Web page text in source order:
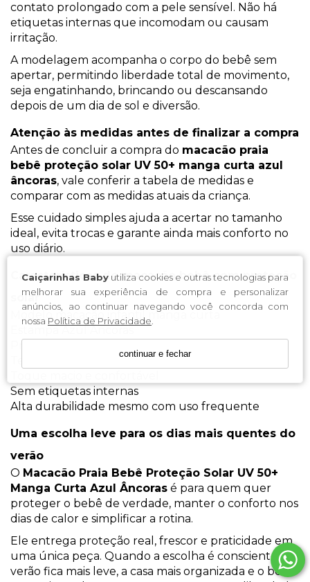
Caiçarinhas Baby utiliza cookies e outras tecnologias para
melhorar sua experiência de compra e personalizar
anúncios, ao continuar navegando você concorda com
nossa Política de Privacidade.
continuar e fechar
contato prolongado com a pele sensível. Não há
etiquetas internas que incomodam ou causam
irritação.
A modelagem acompanha o corpo do bebê sem
apertar, permitindo liberdade total de movimento,
seja engatinhando, brincando ou descansando
depois de um dia de sol e diversão.
Atenção às medidas antes de finalizar a compra
Antes de concluir a compra do macacão praia
bebê proteção solar UV 50+ manga curta azul
âncoras, vale conferir a tabela de medidas e
comparar com as medidas atuais da criança.
Esse cuidado simples ajuda a acertar no tamanho
ideal, evita trocas e garante ainda mais conforto no
uso diário.
Características do macacão bebê com proteção
solar
Modelo macacão infantil manga curta
Tecido leve, respirável e de secagem rápida
Sem etiquetas internas
Alta durabilidade mesmo com uso frequente
Uma escolha leve para os dias mais quentes do
verão
O Macacão Praia Bebê Proteção Solar UV 50+
Manga Curta Azul Âncoras é para quem quer
proteger o bebê de verdade, manter o conforto nos
dias de calor e simplificar a rotina.
Ele entrega proteção real, frescor e praticidade em
uma única peça. Quando a escolha é consciente, o
verão fica mais leve, a casa mais organizada e o bebê